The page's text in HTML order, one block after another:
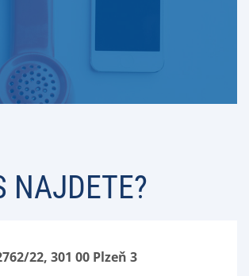
NAJDETE?
22, 301 00 Plzeň 3